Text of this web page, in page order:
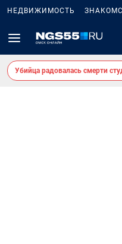
НЕДВИЖИМОСТЬ
Убийца радовалась смерти